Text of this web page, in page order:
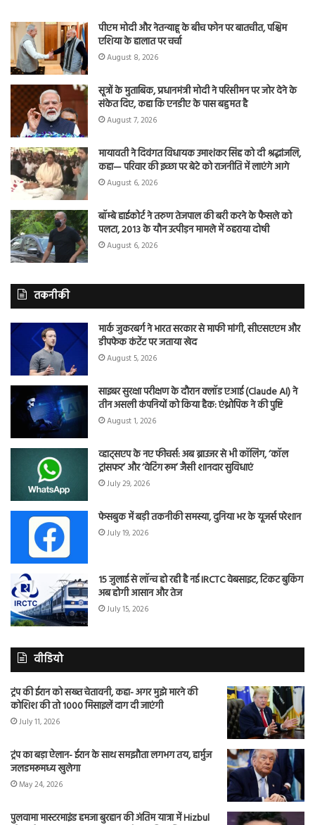
पीएम मोदी और नेतन्याहू के बीच फोन पर बातचीत, पश्चिम
एशिया के हालात पर चर्चा
August 8, 2026
सूत्रों के मुताबिक, प्रधानमंत्री मोदी ने परिसीमन पर जोर देने के
संकेत दिए, कहा कि एनडीए के पास बहुमत है
August 7, 2026
मायावती ने दिवंगत विधायक उमाशंकर सिंह को दी श्रद्धांजलि,
कहा— परिवार की इच्छा पर बेटे को राजनीति में लाएंगे आगे
August 6, 2026
बॉम्बे हाईकोर्ट ने तरुण तेजपाल की बरी करने के फैसले को
पलटा, 2013 के यौन उत्पीड़न मामले में ठहराया दोषी
August 6, 2026
तकनीकी
मार्क जुकरबर्ग ने भारत सरकार से माफी मांगी, सीएसएएम और
डीपफेक कंटेंट पर जताया खेद
August 5, 2026
साइबर सुरक्षा परीक्षण के दौरान क्लॉड एआई (Claude AI) ने
तीन असली कंपनियों को किया हैक: एंथ्रोपिक ने की पुष्टि
August 1, 2026
व्हाट्सएप के नए फीचर्स: अब ब्राउजर से भी कॉलिंग, ‘कॉल
ट्रांसफर’ और ‘वेटिंग रूम’ जैसी शानदार सुविधाएं
July 29, 2026
फेसबुक में बड़ी तकनीकी समस्या, दुनिया भर के यूजर्स परेशान
July 19, 2026
15 जुलाई से लॉन्च हो रही है नई IRCTC वेबसाइट, टिकट बुकिंग
अब होगी आसान और तेज
July 15, 2026
वीडियो
ट्रंप की ईरान को सख्त चेतावनी, कहा- अगर मुझे मारने की
कोशिश की तो 1000 मिसाइलें दाग दी जाएंगी
July 11, 2026
ट्रंप का बड़ा ऐलान- ईरान के साथ समझौता लगभग तय, हार्मुज
जलडमरूमध्य खुलेगा
May 24, 2026
पुलवामा मास्टरमाइंड हमजा बुरहान की अंतिम यात्रा में Hizbul